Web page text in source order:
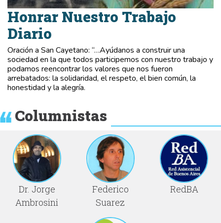
Honrar Nuestro Trabajo
Diario
Oración a San Cayetano: “…Ayúdanos a construir una
sociedad en la que todos participemos con nuestro trabajo y
podamos reencontrar los valores que nos fueron
arrebatados: la solidaridad, el respeto, el bien común, la
honestidad y la alegría.
Columnistas
Dr. Jorge
Ambrosini
Federico
Suarez
RedBA